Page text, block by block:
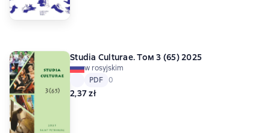
Studia Culturae. Том 3 (65) 2025
w rosyjskim
PDF
PDF Средний рейтинг 0 на основе 0 оценок
0
2,37 zł